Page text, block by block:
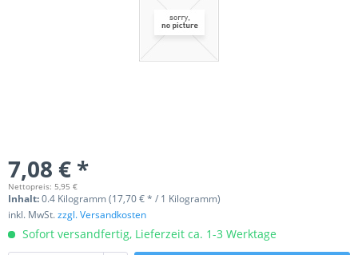
7,08 € *
Nettopreis: 5,95 €
Inhalt:0.4 Kilogramm (17,70 € * / 1 Kilogramm)
inkl. MwSt.zzgl. Versandkosten
Sofort versandfertig, Lieferzeit ca. 1-3 Werktage